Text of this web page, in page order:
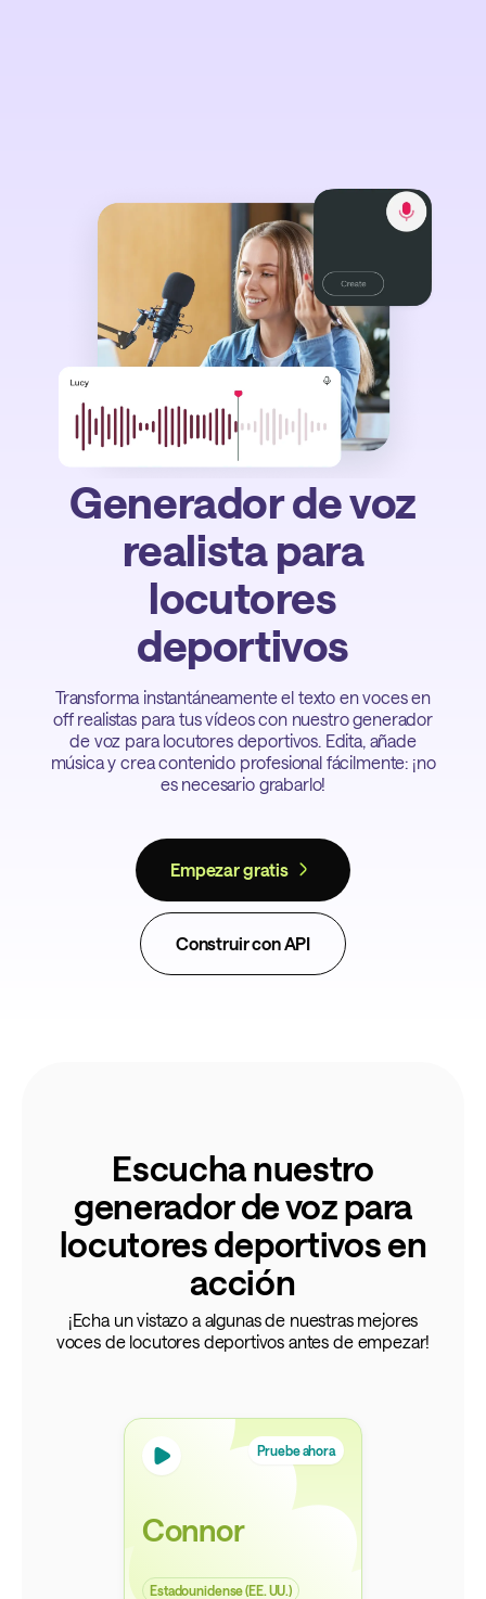
Generador de voz
realista para
locutores
deportivos
Transforma instantáneamente el texto en voces en
off realistas para tus vídeos con nuestro generador
de voz para locutores deportivos. Edita, añade
música y crea contenido profesional fácilmente: ¡no
es necesario grabarlo!
Empezar gratis
Construir con API
Escucha nuestro
generador de voz para
locutores deportivos en
acción
¡Echa un vistazo a algunas de nuestras mejores
voces de locutores deportivos antes de empezar!
Pruebe ahora
Connor
Estadounidense (EE. UU.)